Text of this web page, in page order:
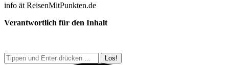
info ät ReisenMitPunkten.de
Verantwortlich für den Inhalt
Search: